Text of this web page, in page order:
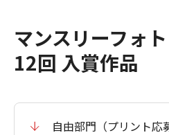
マンスリーフォ
12回 入賞作品
自由部門（プリント応